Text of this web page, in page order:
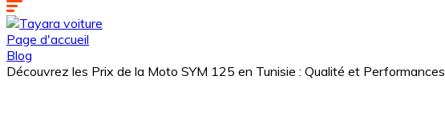
Page d'accueil
Blog
Découvrez les Prix de la Moto SYM 125 en Tunisie : Qualité et Performances